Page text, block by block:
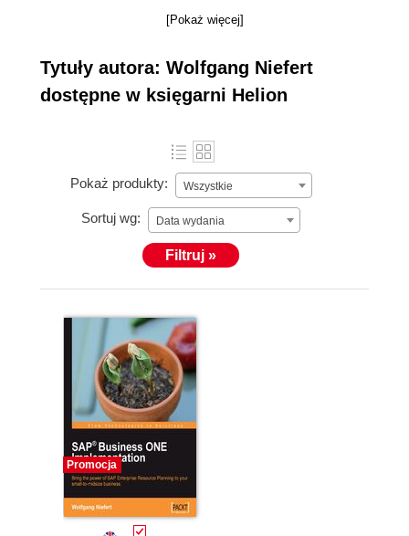
[Pokaż więcej]
Tytuły autora: Wolfgang Niefert
dostępne w księgarni Helion
Pokaż produkty: Wszystkie
Sortuj wg: Data wydania
Filtruj »
Promocja